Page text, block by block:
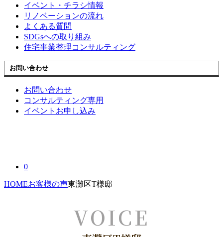
イベント・チラシ情報
リノベーションの流れ
よくある質問
SDGsへの取り組み
住宅事業整理コンサルティング
お問い合わせ
お問い合わせ
コンサルティング専用
イベントお申し込み
0
HOMEお客様の声東灘区T様邸